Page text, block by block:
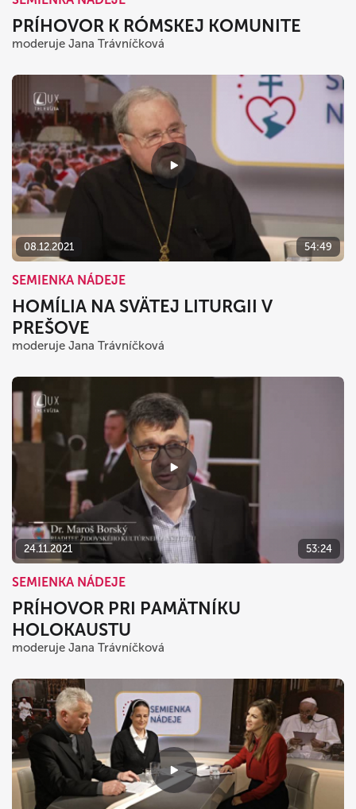
PRÍHOVOR K RÓMSKEJ KOMUNITE
moderuje Jana Trávníčková
08.12.2021 54:49
SEMIENKA NÁDEJE
HOMÍLIA NA SVÄTEJ LITURGII V
PREŠOVE
moderuje Jana Trávníčková
24.11.2021 53:24
SEMIENKA NÁDEJE
PRÍHOVOR PRI PAMÄTNÍKU
HOLOKAUSTU
moderuje Jana Trávníčková